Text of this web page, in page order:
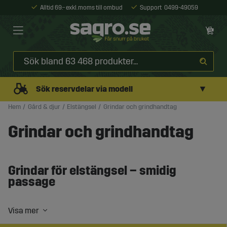
Alltid 69:- exkl. moms till ombud Support 0499-49059
Sök reservdelar via modell ▼
Hem Gård & djur Elstängsel Grindar och grindhandtag
Grindar och grindhandtag
Grindar för elstängsel – smidig
passage
de gör det enkelt att ta sig in och ut ur hagar och beten